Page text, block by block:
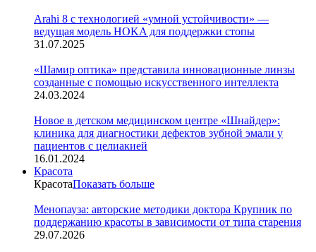
Arahi 8 c технологией «умной устойчивости» —
ведущая модель HOKA для поддержки стопы
31.07.2025
«Шамир оптика» представила инновационные линзы
созданные с помощью искусственного интеллекта
24.03.2024
Новое в детском медицинском центре «Шнайдер»:
клиника для диагностики дефектов зубной эмали у
пациентов с целиакией
16.01.2024
Красота
КрасотаПоказать больше
Менопауза: авторские методики доктора Крупник по
поддержанию красоты в зависимости от типа старения
29.07.2026